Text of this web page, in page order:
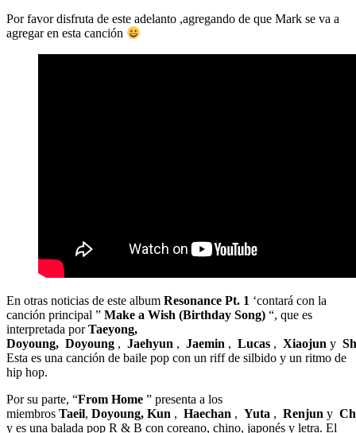
Por favor disfruta de este adelanto ,agregando de que Mark se va a
agregar en esta canción
En otras noticias de este album Resonance Pt. 1 ‘contará con la
canción principal ” Make a Wish (Birthday Song) “, que es
interpretada porTaeyong,
Doyoung, Doyoung , Jaehyun , Jaemin , Lucas , Xiaojun y
Esta es una canción de baile pop con un riff de silbido y un ritmo de
hip hop.
Por su parte, “From Home ” presenta a los
miembros Taeil, Doyoung, Kun , Haechan , Yuta , Renjun y
y es una balada pop R & B con coreano, chino, japonés y letra. El